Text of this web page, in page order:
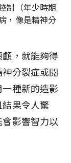
制（年少時期
，像是精神分
，就能夠得
分裂症或閱
種新的造影
果令人驚
影響智力以